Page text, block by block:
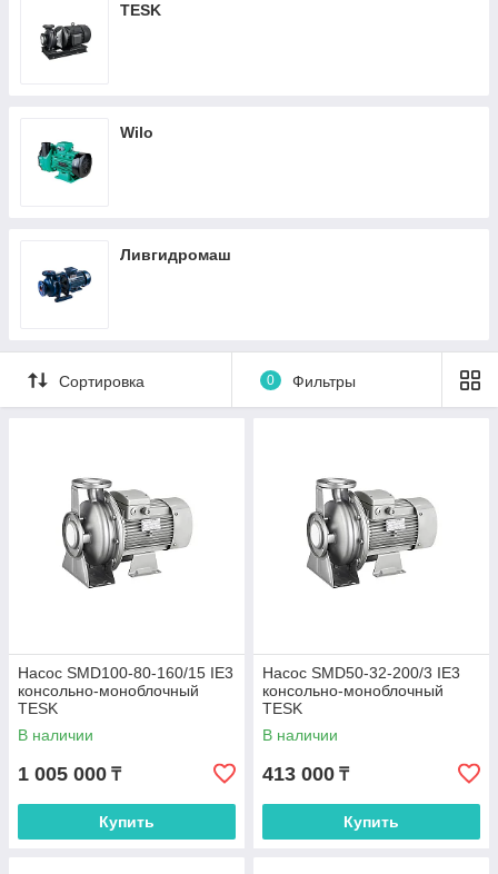
TESK
Wilo
Ливгидромаш
Сортировка 0 Фильтры
Насос SMD100-80-160/15 IE3
консольно-моноблочный
TESK
В наличии
1 005 000 ₸
Купить
Насос SMD50-32-200/3 IE3
консольно-моноблочный
TESK
В наличии
413 000 ₸
Купить